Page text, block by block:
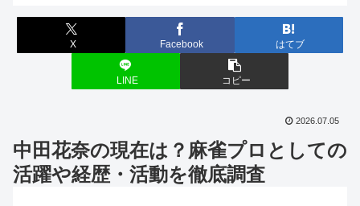
X Facebook はてブ
LINE コピー
2026.07.05
中田花奈の現在は？麻雀プロとしての
活躍や経歴・活動を徹底調査